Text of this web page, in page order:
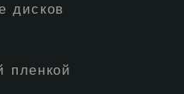
дисков
пленкой